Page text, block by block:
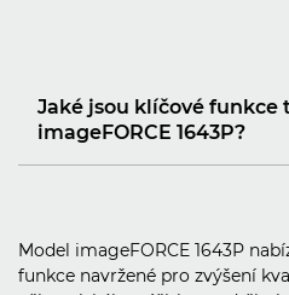
Jaké jsou klíčové funkce
imageFORCE 1643P?
Model imageFORCE 1643P
funkce navržené pro zvýšení